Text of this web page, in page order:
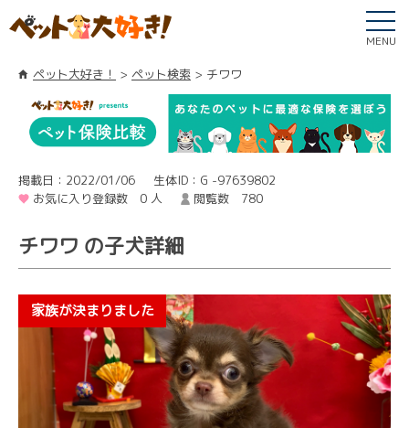
MENU
ペット大好き！ ペット検索 チワワ
掲載日：2022/01/06
生体ID：G -97639802
お気に入り登録数 0 人
閲覧数 780
チワワ の子犬詳細